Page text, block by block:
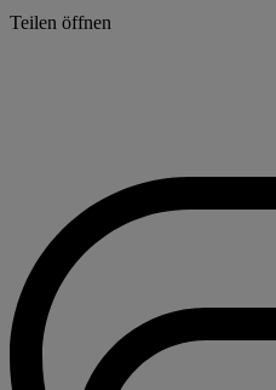
Teilen öffnen